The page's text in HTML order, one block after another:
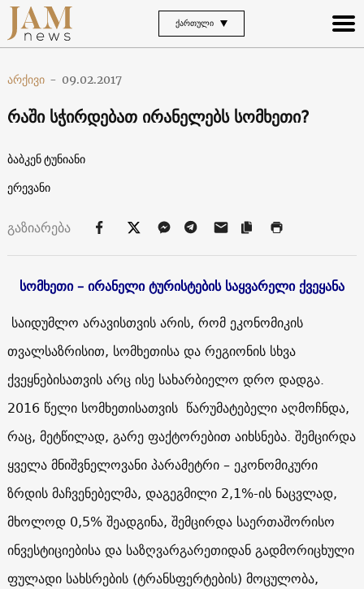
ᲥᲐᲠᲗᲣᲚᲘ
არქივი - 09.02.2017
რაში სჭირდებათ ირანელებს სომხეთი?
ბაბკენ ტუნიანი
ერევანი
გაზიარება
სომხეთი – ირანელი ტურისტების საყვარელი ქვეყანა
საიდუმლო არავისთვის არის, რომ ეკონომიკის
თვალსაზრისით, სომხეთისა და რეგიონის სხვა
ქვეყნებისათვის არც ისე სახარბიელო დრო დადგა.
2016 წელი სომხეთისათვის წარუმატებელი აღმოჩნდა,
რაც, მეტწილად, გარე ფაქტორებით აიხსნება. შემცირდა
ყველა მნიშვნელოვანი პარამეტრი – ეკონომიკური
ზრდის მაჩვენებელმა, დაგეგმილი 2,1%-ის ნაცვლად,
მხოლოდ 0,5% შეადგინა, შემცირდა საერთაშორისო
ინვესტიციებისა და საზღვარგარეთიდან გადმორიცხული
ფულადი სახსრების (ტრანსფერტების) მოცულობა,